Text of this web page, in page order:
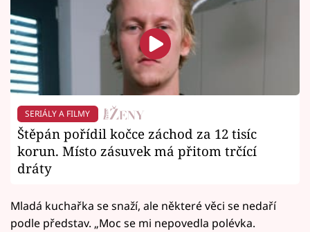
SERIÁLY A FILMY
Štěpán pořídil kočce záchod za 12 tisíc
korun. Místo zásuvek má přitom trčící
dráty
Mladá kuchařka se snaží, ale některé věci se nedaří
podle představ. „Moc se mi nepovedla polévka.